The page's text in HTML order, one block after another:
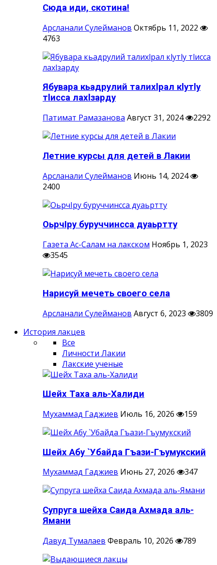
Сюда иди, скотина!
Арсланали Сулейманов Октябрь 11, 2022
4763
Ябувара кьадрулий талихlрал кlутlу
тlисса лахlзарду
Патимат Рамазанова Август 31, 2024 2292
Летние курсы для детей в Лакии
Арсланали Сулейманов Июнь 14, 2024
2400
ОьрчIру буруччинсса дуаьртту
Газета Ас-Салам на лакском Ноябрь 1, 2023
3545
Нарисуй мечеть своего села
Арсланали Сулейманов Август 6, 2023
3809
История лакцев
Все
Личности Лакии
Лакские ученые
Шейх Таха аль-Халиди
Мухаммад Гаджиев Июль 16, 2026 159
Шейх Абу `Убайда Гъази-Гъумукский
Мухаммад Гаджиев Июнь 27, 2026 347
Супруга шейха Саида Ахмада аль-
Ямани
Давуд Тумалаев Февраль 10, 2026 789